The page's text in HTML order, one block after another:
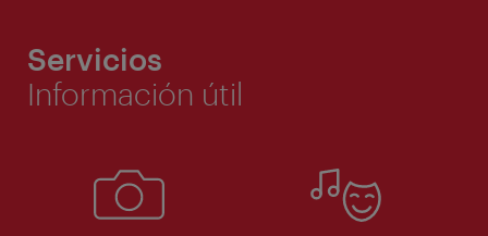
Servicios
Información útil